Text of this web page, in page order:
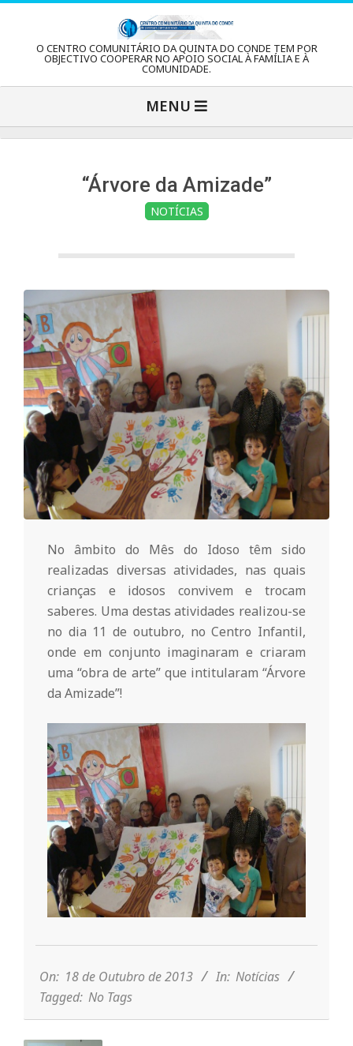
content
e
n
o
C
o
m
u
n
Q
u
O CENTRO COMUNITÁRIO DA QUINTA DO CONDE TEM POR
OBJECTIVO COOPERAR NO APOIO SOCIAL À FAMÍLIA E À
COMUNIDADE.
Menu
MENU
“Árvore da Amizade”
NOTÍCIAS
No âmbito do Mês do Idoso têm sido
realizadas diversas atividades, nas quais
crianças e idosos convivem e trocam
saberes. Uma destas atividades realizou-se
no dia 11 de outubro, no Centro Infantil,
onde em conjunto imaginaram e criaram
uma “obra de arte” que intitularam “Árvore
da Amizade”!
18
On: 18 de Outubro de 2013 In: Notícias
Tagged: No Tags